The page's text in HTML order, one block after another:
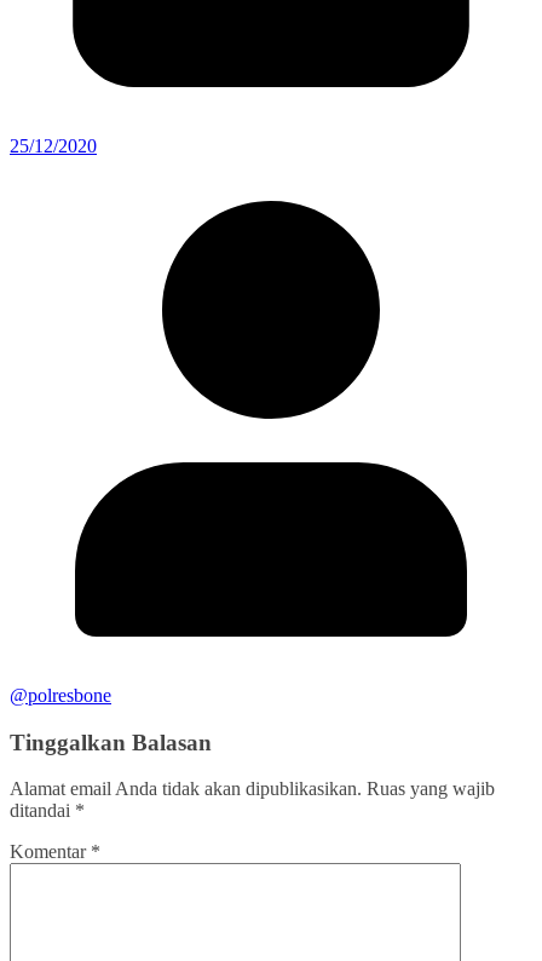
25/12/2020
@polresbone
Tinggalkan Balasan
Alamat email Anda tidak akan dipublikasikan. Ruas yang wajib
ditandai *
Komentar *